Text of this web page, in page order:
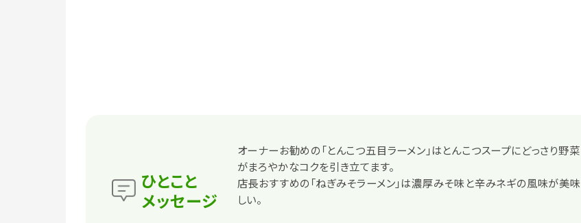
ひとこと
メッセージ
オーナーお勧めの「とんこつ五目ラーメン」はとんこつスープにどっさり野菜
がまろやかなコクを引き立てます。
店長おすすめの「ねぎみそラーメン」は濃厚みそ味と辛みネギの風味が美味
しい。